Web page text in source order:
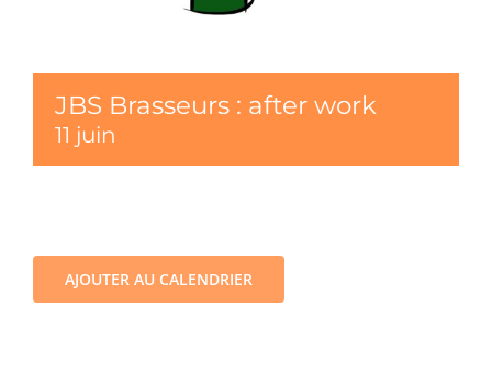
JBS Brasseurs : after work
11 juin
AJOUTER AU CALENDRIER